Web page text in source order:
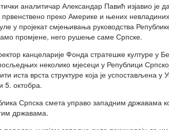
аналитичар Александар Павић изјавио је
првенствено преко Америке и њених невладиних
у пројекат смјењивања руководства
промјене, него рушење саме Српске.
канцеларије Фонда стратешке културе у
неколико мјесеци у Републици
иста врста структуре која је успостављена у
5. октобра.
Српска смета управо западним државама
државама.